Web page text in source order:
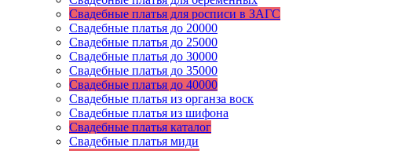
Свадебные платья для росписи в ЗАГС
Свадебные платья до 20000
Свадебные платья до 25000
Свадебные платья до 30000
Свадебные платья до 35000
Свадебные платья до 40000
Свадебные платья из органза воск
Свадебные платья из шифона
Свадебные платья каталог
Свадебные платья миди